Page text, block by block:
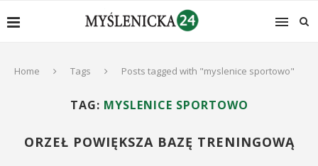
Home Tags Posts tagged with "myslenice sportowo"
TAG: MYSLENICE SPORTOWO
ORZEŁ POWIĘKSZA BAZĘ TRENINGOWĄ